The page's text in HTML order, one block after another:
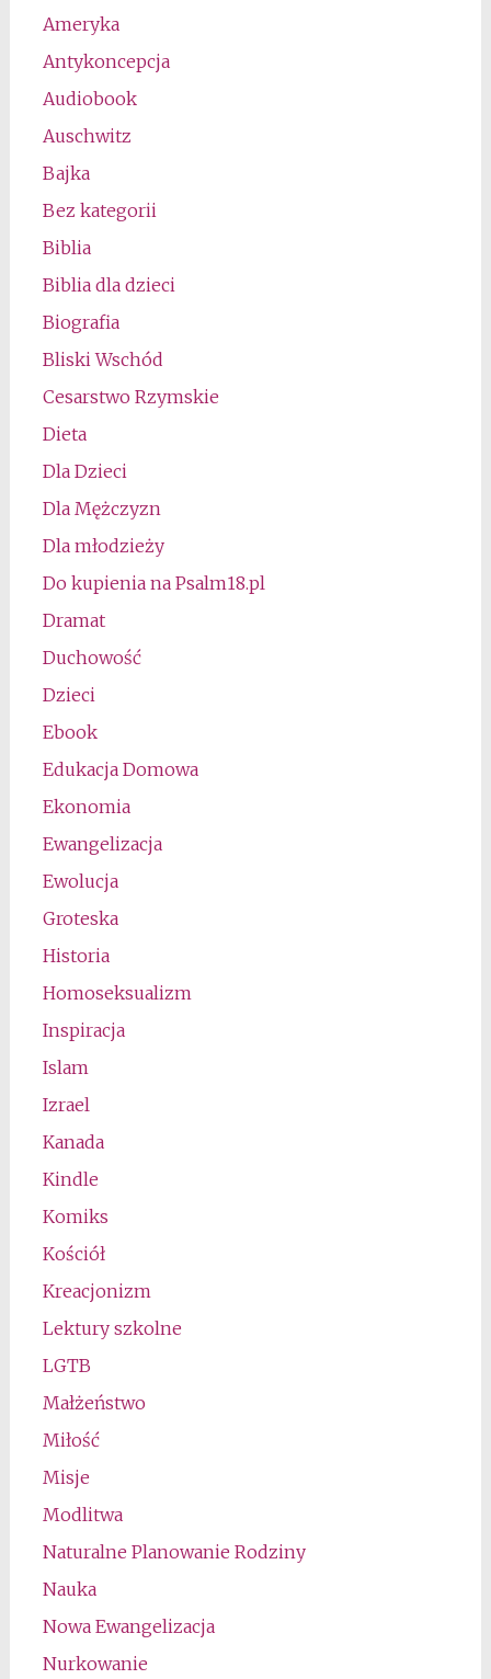
Ameryka
Antykoncepcja
Audiobook
Auschwitz
Bajka
Bez kategorii
Biblia
Biblia dla dzieci
Biografia
Bliski Wschód
Cesarstwo Rzymskie
Dieta
Dla Dzieci
Dla Mężczyzn
Dla młodzieży
Do kupienia na Psalm18.pl
Dramat
Duchowość
Dzieci
Ebook
Edukacja Domowa
Ekonomia
Ewangelizacja
Ewolucja
Groteska
Historia
Homoseksualizm
Inspiracja
Islam
Izrael
Kanada
Kindle
Komiks
Kościół
Kreacjonizm
Lektury szkolne
LGTB
Małżeństwo
Miłość
Misje
Modlitwa
Naturalne Planowanie Rodziny
Nauka
Nowa Ewangelizacja
Nurkowanie